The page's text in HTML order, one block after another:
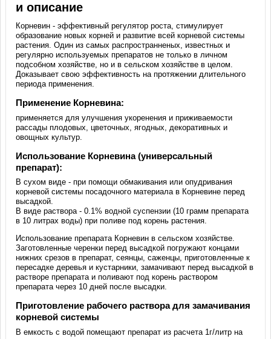
и описание
Корневин - эффективный регулятор роста, стимулирует
образование новых корней и развитие всей корневой системы
растения. Один из самых распространненых, известных и
регулярно используемых препаратов не только в личном
подсобном хозяйстве, но и в сельском хозяйстве в целом.
Доказывает свою эффективность на протяжении длительного
периода применения.
Применение Корневина:
применяется для улучшения укоренения и приживаемости
рассады плодовых, цветочных, ягодных, декоративных и
овощных культур.
Использование Корневина (универсальный
препарат):
В сухом виде - при помощи обмакивания или опудривания
корневой системы посадочного материала в Корневине перед
высадкой.
В виде раствора - 0.1% водной суспензии (10 грамм препарата
в 10 литрах воды) при поливе под корень растения.
Использование препарата Корневин в сельском хозяйстве.
Заготовленные черенки перед высадкой погружают концами
нижних срезов в препарат, сеянцы, саженцы, приготовленные к
пересадке деревья и кустарники, замачивают перед высадкой в
растворе препарата и поливают под корень раствором
препарата через 10 дней после высадки.
Приготовление рабочего раствора для замачивания
корневой системы
В емкость с водой помещают препарат из расчета 1г/литр на